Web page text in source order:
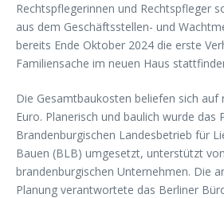
Rechtspflegerinnen und Rechtspfleger
aus dem Geschäftsstellen- und
bereits Ende Oktober 2024 die erste
Familiensache im neuen Haus
Die Gesamtbaukosten beliefen sich auf
Euro. Planerisch und baulich wurde das
Brandenburgischen Landesbetrieb für
Bauen (BLB) umgesetzt, unterstützt
brandenburgischen Unternehmen. Die
Planung verantwortete das Berliner